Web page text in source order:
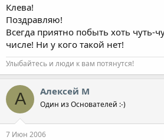
Клева!
Поздравляю!
Всегда приятно побыть хоть чуть-
числе! Ни у кого такой нет!
Улыбайтесь и люди к вам потянутся!
А Алексей М
Один из Основателей :-)
7 Июн 2006